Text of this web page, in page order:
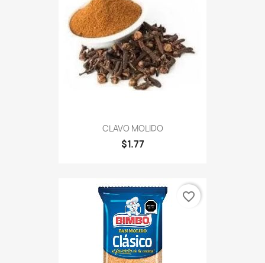
CLAVO MOLIDO
$1.77
favorite_border